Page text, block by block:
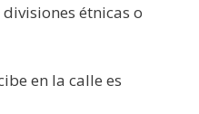
étnicas o
en la calle es